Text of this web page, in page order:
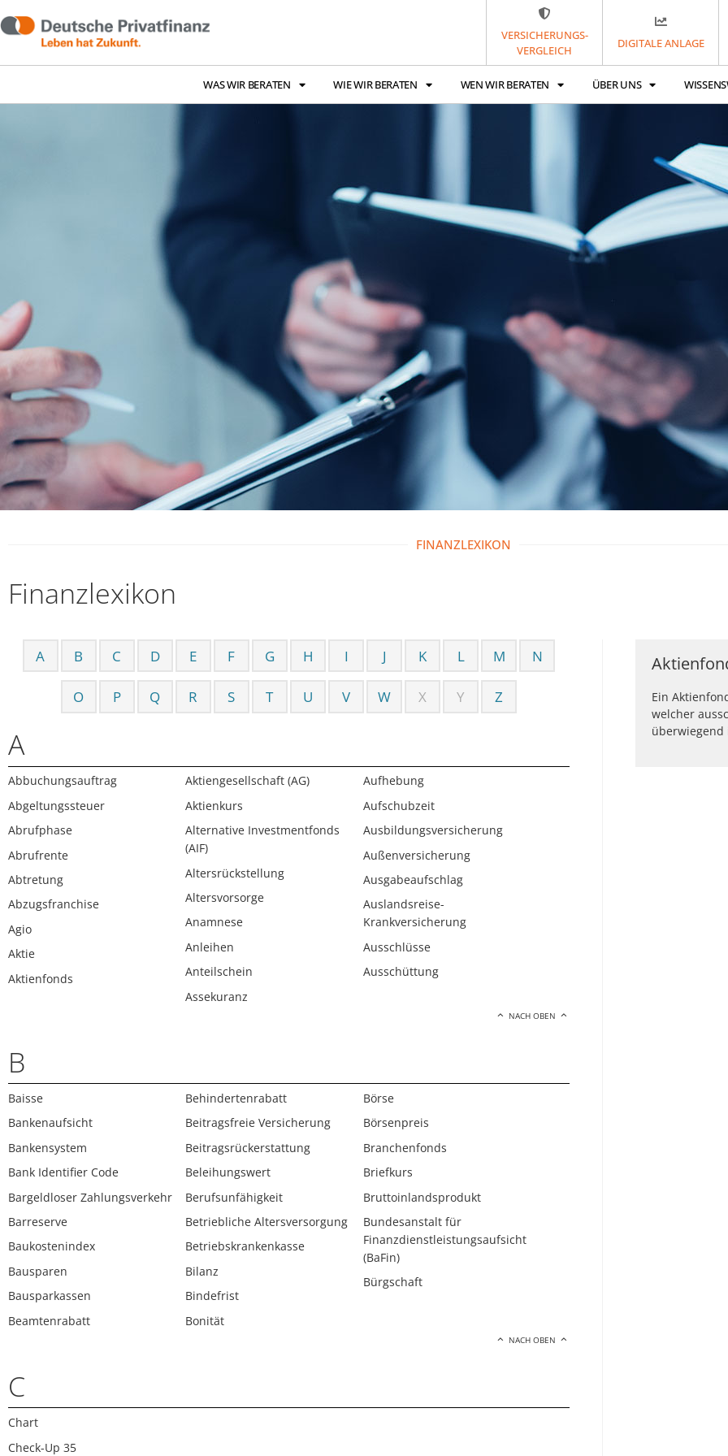
VERSICHERUNGS-
VERGLEICH
DIGITALE ANLAGE
WAS WIR BERATEN WIE WIR BERATEN WEN WIR BERATEN ÜBER UNS
FINANZLEXIKON
Finanzlexikon
A B C D E F G H I J K L M N
O P Q R S T U V W X Y Z
A
Abbuchungsauftrag
Abgeltungssteuer
Abrufphase
Abrufrente
Abtretung
Abzugsfranchise
Agio
Aktie
Aktienfonds
Aktiengesellschaft (AG)
Aktienkurs
Alternative Investmentfonds
(AIF)
Altersrückstellung
Altersvorsorge
Anamnese
Anleihen
Anteilschein
Assekuranz
Aufhebung
Aufschubzeit
Ausbildungsversicherung
Außenversicherung
Ausgabeaufschlag
Auslandsreise-
Krankversicherung
Ausschlüsse
Ausschüttung
NACH OBEN
B
Baisse
Bankenaufsicht
Bankensystem
Bank Identifier Code
Bargeldloser Zahlungsverkehr
Barreserve
Baukostenindex
Bausparen
Bausparkassen
Beamtenrabatt
Behindertenrabatt
Beitragsfreie Versicherung
Beitragsrückerstattung
Beleihungswert
Berufsunfähigkeit
Betriebliche Altersversorgung
Betriebskrankenkasse
Bilanz
Bindefrist
Bonität
Börse
Börsenpreis
Branchenfonds
Briefkurs
Bruttoinlandsprodukt
Bundesanstalt für
Finanzdienstleistungsaufsicht
(BaFin)
Bürgschaft
NACH OBEN
C
Chart
Check-Up 35
Ein
welcher
überwiegend